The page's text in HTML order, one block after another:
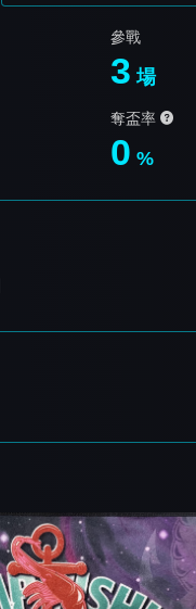
參戰
3場
奪盃率
0 %